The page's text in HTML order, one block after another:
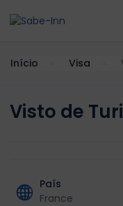
Início Visa
Visto de
País
France